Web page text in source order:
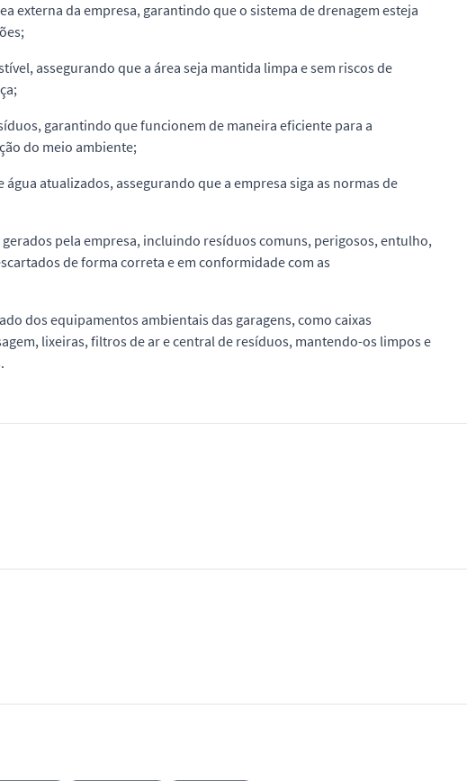
externa da empresa, garantindo que o sistema de drenagem esteja
assegurando que a área seja mantida limpa e sem riscos de
garantindo que funcionem de maneira eficiente para a
do meio ambiente;
atualizados, assegurando que a empresa siga as normas de
pela empresa, incluindo resíduos comuns, perigosos, entulho,
de forma correta e em conformidade com as
dos equipamentos ambientais das garagens, como caixas
lixeiras, filtros de ar e central de resíduos, mantendo-os limpos e